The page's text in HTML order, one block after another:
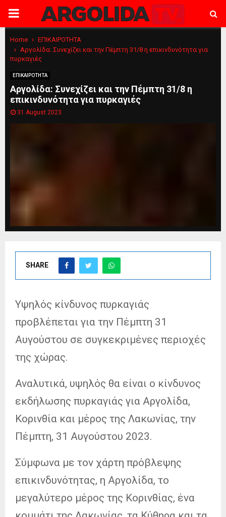
PRIMARY
MENU
Home
ΕΠΙΚΑΙΡΟΤΗΤΑ
Αργολίδα: Συνεχίζει και την Πέμπτη 31/8 η επικινδυνότητα για
πυρκαγιές
ΕΠΙΚΑΙΡΟΤΗΤΑ
Αργολίδα: Συνεχίζει και την Πέμπτη 31/8 η
επικινδυνότητα για πυρκαγιές
31 August 2023
SHARE
Υψηλός κίνδυνος πυρκαγιάς
προβλέπεται για την Πέμπτη 31
Αυγούστου σε συγκεκριμένες περιοχές
της χώρας.
Αναλυτικά, υψηλός θα είναι ο κίνδυνος
εκδήλωσης πυρκαγιάς για Αργολίδα,
Κορινθία και μέρος της Λακωνίας, την
Πέμπτη, 31 Αυγούστου 2023.
Σύμφωνα με τον χάρτη πρόβλεψης
επικινδυνότητας, η Αργολίδα, το
μεγαλύτερο μέρος της Κορινθίας, ένα